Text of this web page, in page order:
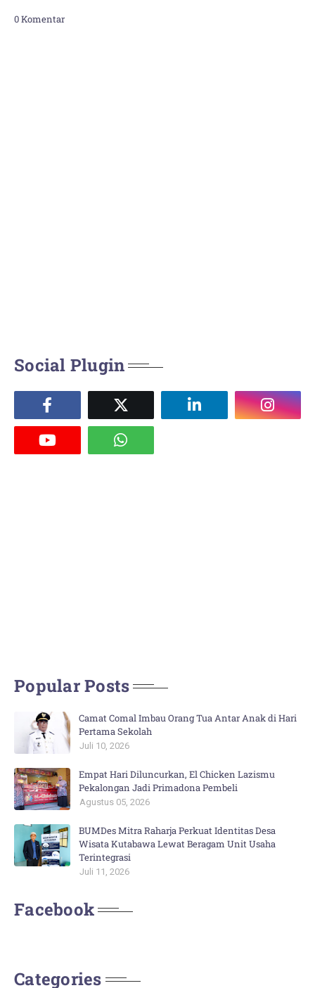
0 Komentar
Social Plugin
Popular Posts
Camat Comal Imbau Orang Tua Antar Anak di Hari
Pertama Sekolah
Juli 10, 2026
Empat Hari Diluncurkan, El Chicken Lazismu
Pekalongan Jadi Primadona Pembeli
Agustus 05, 2026
BUMDes Mitra Raharja Perkuat Identitas Desa
Wisata Kutabawa Lewat Beragam Unit Usaha
Terintegrasi
Juli 11, 2026
Facebook
Categories